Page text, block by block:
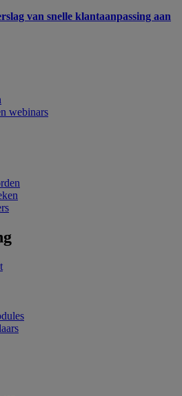
van snelle klantaanpassing aan
webinars